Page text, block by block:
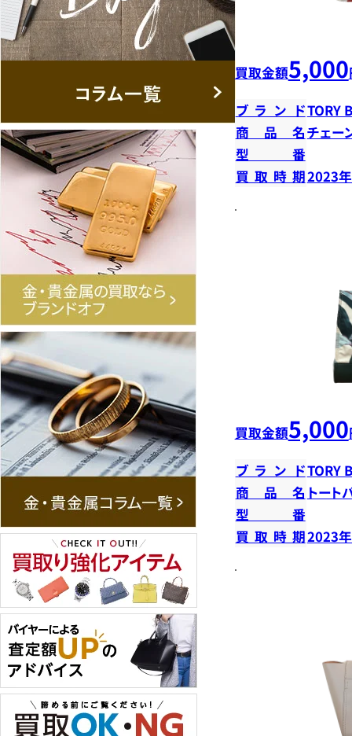
買取金額5,000
ブランドTORY
商品名チェー
型番
買取時期2023
買取金額5,000
ブランドTORY
商品名 トート
型番
買取時期2023